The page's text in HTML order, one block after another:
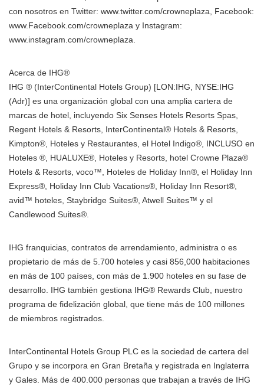
con nosotros en Twitter: www.twitter.com/crowneplaza, Facebook:
www.Facebook.com/crowneplaza y Instagram:
www.instagram.com/crowneplaza.
Acerca de IHG®
IHG ® (InterContinental Hotels Group) [LON:IHG, NYSE:IHG
(Adr)] es una organización global con una amplia cartera de
marcas de hotel, incluyendo Six Senses Hotels Resorts Spas,
Regent Hotels & Resorts, InterContinental® Hotels & Resorts,
Kimpton®, Hoteles y Restaurantes, el Hotel Indigo®, INCLUSO en
Hoteles ®, HUALUXE®, Hoteles y Resorts, hotel Crowne Plaza®
Hotels & Resorts, voco™, Hoteles de Holiday Inn®, el Holiday Inn
Express®, Holiday Inn Club Vacations®, Holiday Inn Resort®,
avid™ hoteles, Staybridge Suites®, Atwell Suites™ y el
Candlewood Suites®.
IHG franquicias, contratos de arrendamiento, administra o es
propietario de más de 5.700 hoteles y casi 856,000 habitaciones
en más de 100 países, con más de 1.900 hoteles en su fase de
desarrollo. IHG también gestiona IHG® Rewards Club, nuestro
programa de fidelización global, que tiene más de 100 millones
de miembros registrados.
InterContinental Hotels Group PLC es la sociedad de cartera del
Grupo y se incorpora en Gran Bretaña y registrada en Inglaterra
y Gales. Más de 400.000 personas que trabajan a través de IHG